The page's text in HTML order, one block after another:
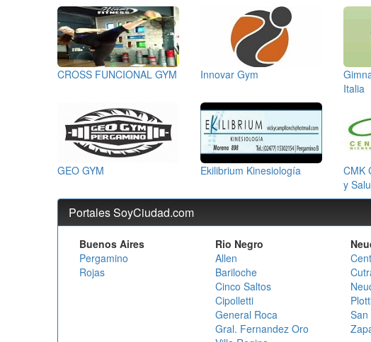
CROSS FUNCIONAL GYM Innovar Gym
Italia
GEO GYM Ekilibrium Kinesiología
CMK
y
Portales SoyCiudad.com
Buenos Aires
Pergamino
Rojas
Rio Negro
Allen
Bariloche
Cinco Saltos
Cipolletti
General Roca
Gral. Fernandez Oro